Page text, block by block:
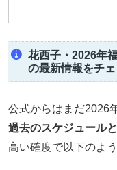
花西子・2026年
の最新情報をチェ
公式からはまだ2026
過去のスケジュール
高い確度で以下のよ